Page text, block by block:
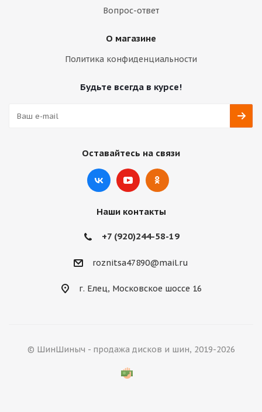
Вопрос-ответ
О магазине
Политика конфиденциальности
Будьте всегда в курсе!
Оставайтесь на связи
Наши контакты
+7 (920)244-58-19
roznitsa47890@mail.ru
г. Елец, Московское шоссе 16
© ШинШиныч - продажа дисков и шин, 2019-2026